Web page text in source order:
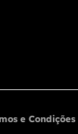
e Condições